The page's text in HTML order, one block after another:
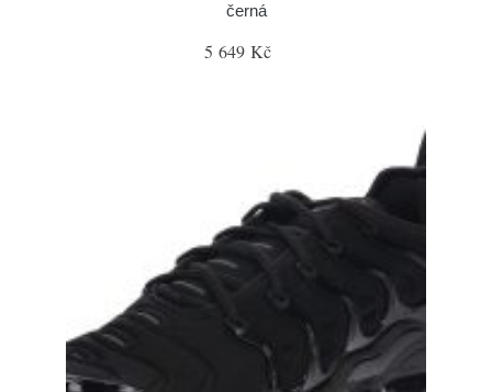
černá
5 649 Kč